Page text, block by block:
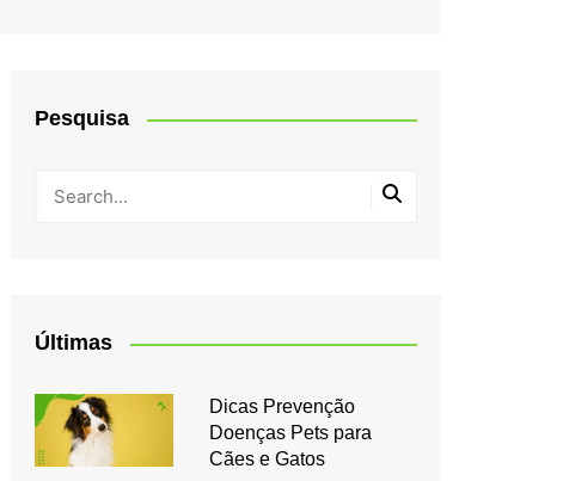
Pesquisa
Últimas
Dicas Prevenção
Doenças Pets para
Cães e Gatos